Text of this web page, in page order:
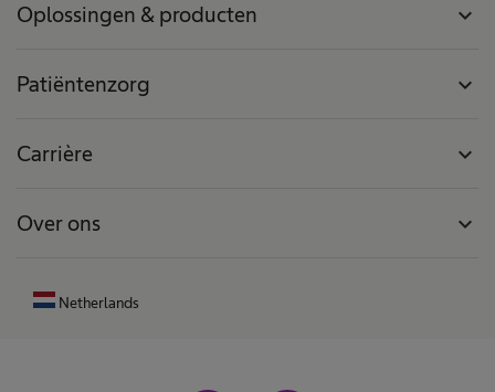
Oplossingen & producten expand_more
Patiëntenzorg expand_more
Carrière expand_more
Over ons expand_more
Netherlands